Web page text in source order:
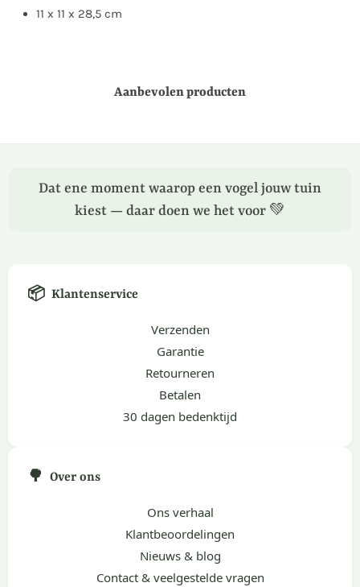
11 x 11 x 28,5 cm
Aanbevolen producten
Dat ene moment waarop een vogel jouw tuin
kiest — daar doen we het voor 💚
📦 Klantenservice
Verzenden
Garantie
Retourneren
Betalen
30 dagen bedenktijd
🌳 Over ons
Ons verhaal
Klantbeoordelingen
Nieuws & blog
Contact & veelgestelde vragen